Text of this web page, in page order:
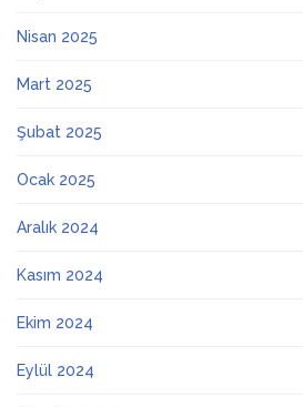
Nisan 2025
Mart 2025
Şubat 2025
Ocak 2025
Aralık 2024
Kasım 2024
Ekim 2024
Eylül 2024